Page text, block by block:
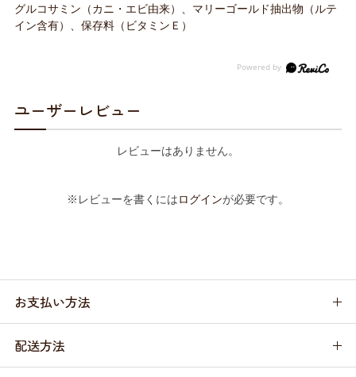
グルコサミン（カニ・エビ由来）、マリーゴールド抽出物（ルテ
イン含有）、保存料（ビタミンＥ）
ユーザーレビュー
レビューはありません。
※レビューを書くにはログインが必要です。
お支払い方法
配送方法